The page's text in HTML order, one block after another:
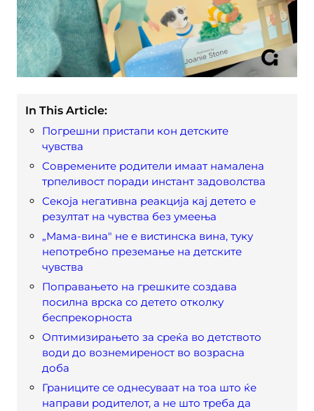
In This Article:
Погрешни пристапи кон детските
чувства
Современите родители имаат намалена
трпеливост поради инстант задоволства
Секоја негативна реакција кај детето е
резултат на чувства без умеења
„Мама-вина" не е вистинска вина, туку
непотребно преземање на детските
чувства
Поправањето на грешките создава
посилна врска со детето отколку
беспрекорноста
Оптимизирањето за среќа во детството
води до вознемиреност во возрасна
доба
Границите се однесуваат на тоа што ќе
направи родителот, а не што треба да